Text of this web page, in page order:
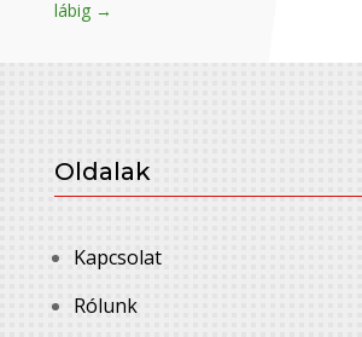
lábig→
Oldalak
Kapcsolat
Rólunk